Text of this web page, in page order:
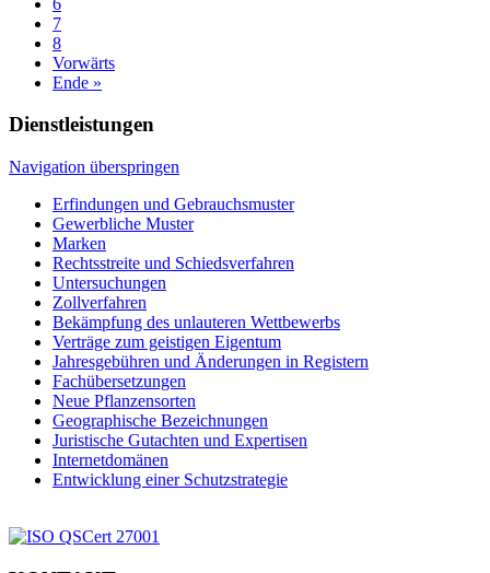
7
8
Vorwärts
Ende »
Dienstleistungen
Navigation überspringen
Erfindungen und Gebrauchsmuster
Gewerbliche Muster
Marken
Rechtsstreite und Schiedsverfahren
Untersuchungen
Zollverfahren
Bekämpfung des unlauteren Wettbewerbs
Verträge zum geistigen Eigentum
Jahresgebühren und Änderungen in Registern
Fachübersetzungen
Neue Pflanzensorten
Geographische Bezeichnungen
Juristische Gutachten und Expertisen
Internetdomänen
Entwicklung einer Schutzstrategie